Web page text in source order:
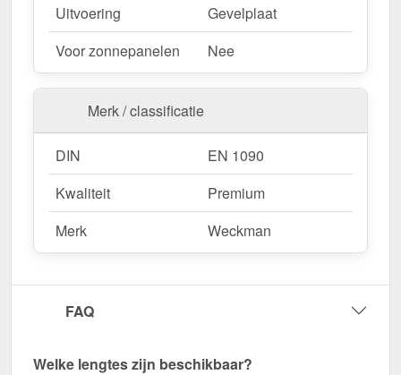
Wegens maatwerk / customisatie van herroepingsrecht uitgezonderd
Uitvoering
Gevelplaat
Voor zonnepanelen
Nee
Merk / classificatie
DIN
EN 1090
Kwaliteit
Premium
Merk
Weckman
FAQ
Welke lengtes zijn beschikbaar?